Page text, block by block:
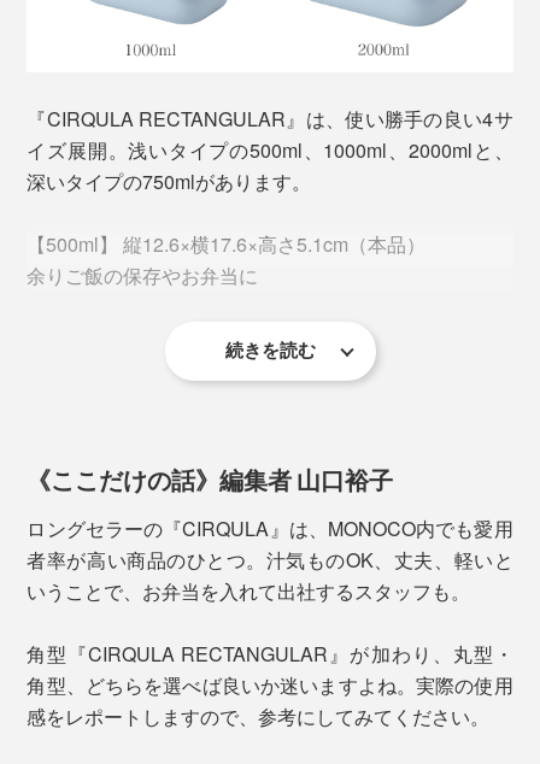
写真は丸型のCIRQULA1000ml
フタにタブがついているので、少ない力で、簡単に開閉
できるのも魅力。フタは透明で中が見えるため、使いや
るフォルムは、食器としても使えるデザイン。
レンジで温めてそのまま食卓へ。
下ごしらえ、調理、食事、保存まで、容器１つで完結。
移し替え不要だから、洗いものが減って、家事の時短に
『CIRQULA RECTANGULAR』は、使い勝手の良い4サ
イズ展開。浅いタイプの500ml、1000ml、2000mlと、
深いタイプの750mlがあります。
【500ml】 縦12.6×横17.6×高さ5.1cm（本品）
余りご飯の保存やお弁当に
【1000ml】 縦16.2×横21.2×深さ6.1cm
食べ盛りのお弁当や、デザート作りに
【2000ml】 縦19.8×横24.9×深さ7cm
パーティーにも。
本品角型500mlは、ご飯なら1.５杯分が入る大きさ。小
続きを読む
《ここだけの話》編集者 山口裕子
ロングセラーの『CIRQULA』は、MONOCO内でも愛用
者率が高い商品のひとつ。汁気ものOK、丈夫、軽いと
いうことで、お弁当を入れて出社するスタッフも。
角型『CIRQULA RECTANGULAR』が加わり、丸型・
角型、どちらを選べば良いか迷いますよね。実際の使用
感をレポートしますので、参考にしてみてください。